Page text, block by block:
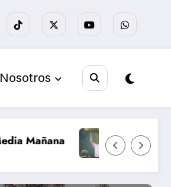
Nosotros
Nuevo día Retro Al